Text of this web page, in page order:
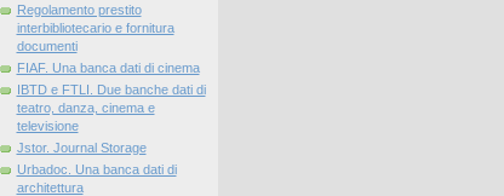
Regolamento prestito
interbibliotecario e fornitura
documenti
FIAF. Una banca dati di cinema
IBTD e FTLI. Due banche dati di
teatro, danza, cinema e
televisione
Jstor. Journal Storage
Urbadoc. Una banca dati di
architettura